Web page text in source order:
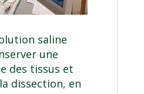
saline
une
des tissus et
dissection, en